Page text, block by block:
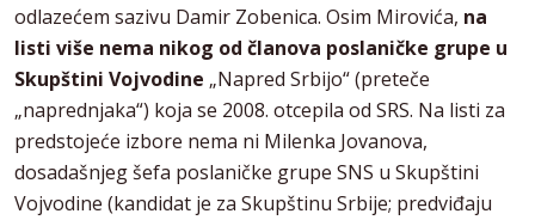
odlazećem sazivu Damir Zobenica. Osim Mirovića, na
listi više nema nikog od članova poslaničke grupe u
Skupštini Vojvodine „Napred Srbijo“ (preteče
„naprednjaka“) koja se 2008. otcepila od SRS. Na listi za
predstojeće izbore nema ni Milenka Jovanova,
dosadašnjeg šefa poslaničke grupe SNS u Skupštini
Vojvodine (kandidat je za Skupštinu Srbije; predviđaju